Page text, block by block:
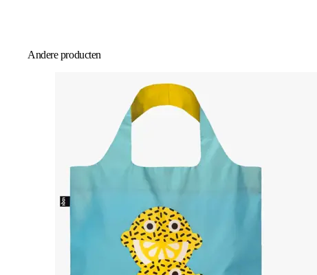
Andere producten